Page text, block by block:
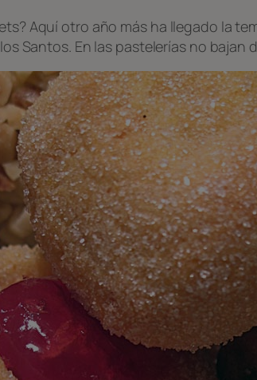
Aquí otro año más ha llegado la
Santos. En las pastelerías no bajan